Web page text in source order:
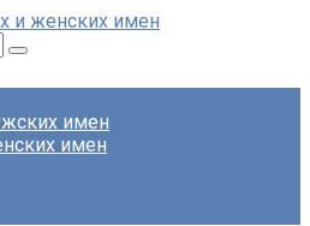
и женских имен
имен
имен